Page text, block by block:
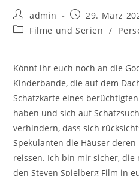
Beitrags-
Autor:
admin
Beitrag
veröffentlicht:
29. März
Beitrags-
Filme und Serien /
Könnt ihr euch noch an die
Kinderbande, die auf dem
Schatzkarte eines
haben und sich auf
verhindern, dass sich
Spekulanten die Häuser
reissen. Ich bin mir sicher, die
den Steven Spielberg Film in